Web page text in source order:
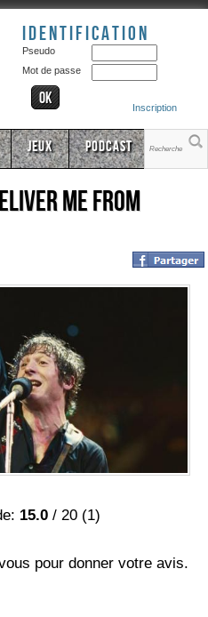
Identification
Pseudo
Mot de passe
Inscription
Jeux Podcast
Me from
15.0 / 20 (1)
pour donner votre avis.